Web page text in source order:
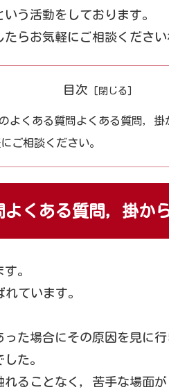
う活動をしております。
らお気軽にご相談くださ
目次
よくある質問よくある質問，掛
ご相談ください。
くある質問，掛か
。
ています。
た場合にその原因を見に
た。
ることなく，苦手な場面